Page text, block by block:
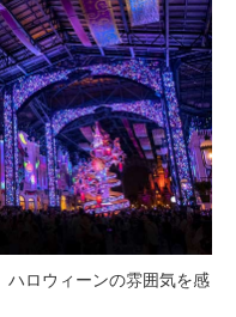
ロウィーンの雰囲気を感